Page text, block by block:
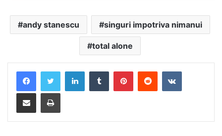
andy stanescu singuri impotriva nimanui
total alone
LinkedInTumblrPinterestRedditVKontakte
Distribuie prin mail Tipărește